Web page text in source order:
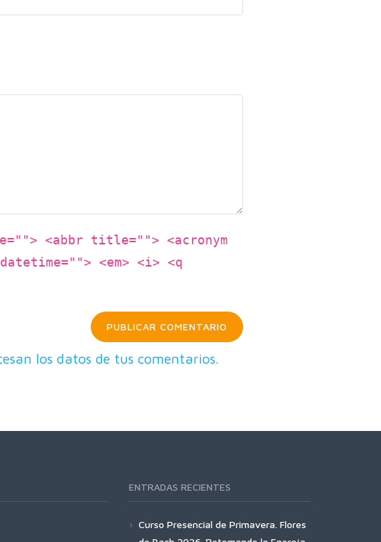
<abbr title=""> <acronym
<em> <i> <q
los datos de tus comentarios.
ENTRADAS RECIENTES
Curso Presencial de Primavera. Flores